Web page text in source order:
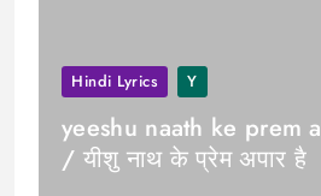
Hindi Lyrics Y
yeeshu naath ke prem
/ यीशु नाथ के प्रेम अपार है